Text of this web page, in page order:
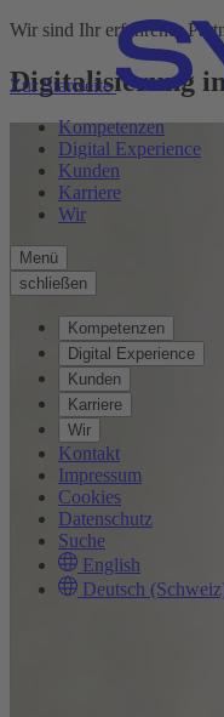
Zur Startseite
Kompetenzen
Digital Experience
Kunden
Karriere
Wir
Menü
schließen
Kompetenzen
Digital Experience
Kunden
Karriere
Wir
Kontakt
Impressum
Cookies
Datenschutz
Suche
English
Deutsch
Wir sind Ihr erfahrener
Digitalisierung